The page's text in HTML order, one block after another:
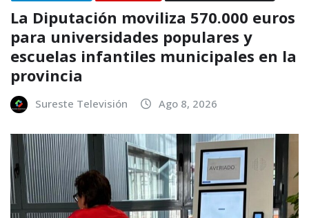
La Diputación moviliza 570.000 euros
para universidades populares y
escuelas infantiles municipales en la
provincia
Sureste Televisión Ago 8, 2026